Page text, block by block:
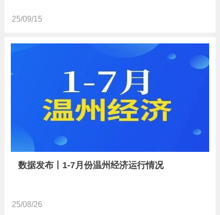
25/09/15
数据发布丨1-7月份温州经济运行情况
25/08/26